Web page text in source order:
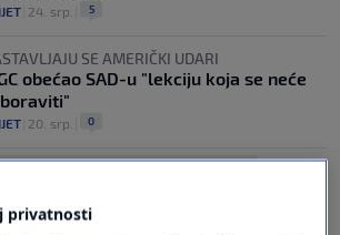
24. srp. 5
SE AMERIČKI UDARI
obećao SAD-u "lekciju koja se neće
20. srp. 0
privatnosti